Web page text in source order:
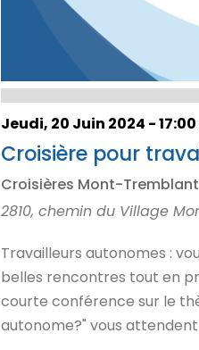
Jeudi, 20 Juin 2024 - 17:00
Croisière pour
Croisières Mont-Tremblant
2810, chemin du Village
Travailleurs autonomes :
belles rencontres tout en
courte conférence sur le
autonome?" vous